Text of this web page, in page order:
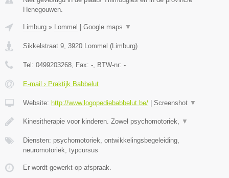
Henegouwen.
Limburg » Lommel | Google maps ▼
Sikkelstraat 9 3920 Lommel (Limburg)
Tel: 0499203268 , Fax: - , BTW-nr: -
E-mail › Praktijk Babbelut
Website: http://www.logopediebabbelut.be/ | Screenshot ▼
Kinesitherapie voor kinderen. Zowel psychomotoriek, ▼
Diensten: psychomotoriek, ontwikkelingsbegeleiding,
neuromotoriek, typcursus
Er wordt gewerkt op afspraak.